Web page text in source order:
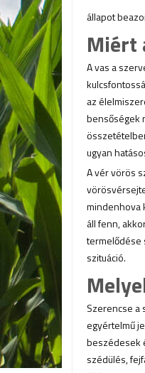
állapot
Miért
A vas a
az
bensőségek
ugyan
A vér vörös
mindenhova
áll fenn,
termelődése
szituáció.
Szerencse a
egyértelmű
beszédesek
szédülés,